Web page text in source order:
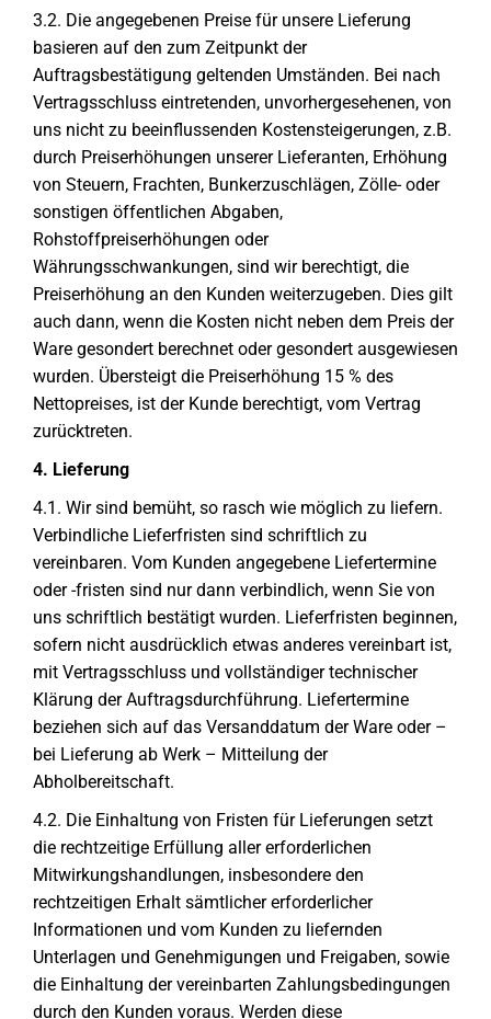
3.2. Die angegebenen Preise für unsere Lieferung
basieren auf den zum Zeitpunkt der
Auftragsbestätigung geltenden Umständen. Bei nach
Vertragsschluss eintretenden, unvorhergesehenen, von
uns nicht zu beeinflussenden Kostensteigerungen, z.B.
durch Preiserhöhungen unserer Lieferanten, Erhöhung
von Steuern, Frachten, Bunkerzuschlägen, Zölle- oder
sonstigen öffentlichen Abgaben,
Rohstoffpreiserhöhungen oder
Währungsschwankungen, sind wir berechtigt, die
Preiserhöhung an den Kunden weiterzugeben. Dies gilt
auch dann, wenn die Kosten nicht neben dem Preis der
Ware gesondert berechnet oder gesondert ausgewiesen
wurden. Übersteigt die Preiserhöhung 15 % des
Nettopreises, ist der Kunde berechtigt, vom Vertrag
zurücktreten.
4. Lieferung
4.1. Wir sind bemüht, so rasch wie möglich zu liefern.
Verbindliche Lieferfristen sind schriftlich zu
vereinbaren. Vom Kunden angegebene Liefertermine
oder -fristen sind nur dann verbindlich, wenn Sie von
uns schriftlich bestätigt wurden. Lieferfristen beginnen,
sofern nicht ausdrücklich etwas anderes vereinbart ist,
mit Vertragsschluss und vollständiger technischer
Klärung der Auftragsdurchführung. Liefertermine
beziehen sich auf das Versanddatum der Ware oder –
bei Lieferung ab Werk – Mitteilung der
Abholbereitschaft.
4.2. Die Einhaltung von Fristen für Lieferungen setzt
die rechtzeitige Erfüllung aller erforderlichen
Mitwirkungshandlungen, insbesondere den
rechtzeitigen Erhalt sämtlicher erforderlicher
Informationen und vom Kunden zu liefernden
Unterlagen und Genehmigungen und Freigaben, sowie
die Einhaltung der vereinbarten Zahlungsbedingungen
durch den Kunden voraus. Werden diese